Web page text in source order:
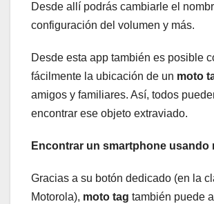
Desde allí podrás cambiarle el
configuración del volumen y más.
Desde esta app también es posible
fácilmente la ubicación de un moto
amigos y familiares. Así, todos
encontrar ese objeto extraviado.
Encontrar un smartphone usando
Gracias a su botón dedicado (en la
Motorola), moto tag también puede